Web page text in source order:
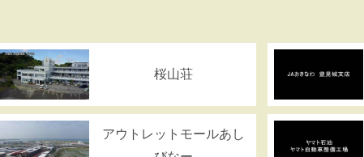
桜山荘
アウトレットモールあし